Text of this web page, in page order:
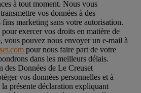
à tout moment. Nous vous
vos données à des
fins marketing sans votre autorisation.
exercer vos droits en matière de
vous pouvez nous envoyer un e-mail à
pour nous faire part de votre
dans les meilleurs délais.
des Données de Le Creuset
vos données personnelles et à
présente déclaration expliquant